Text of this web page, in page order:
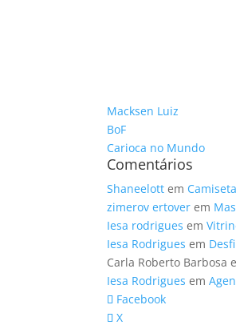
Macksen Luiz
BoF
Carioca no Mundo
Comentários
Shaneelott em
zimerov ertover em
Iesa rodrigues em
Iesa Rodrigues em
Carla Roberto Barbosa
Iesa Rodrigues em
Facebook
X